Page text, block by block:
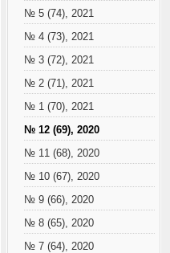
№ 5 (74), 2021
№ 4 (73), 2021
№ 3 (72), 2021
№ 2 (71), 2021
№ 1 (70), 2021
№ 12 (69), 2020
№ 11 (68), 2020
№ 10 (67), 2020
№ 9 (66), 2020
№ 8 (65), 2020
№ 7 (64), 2020